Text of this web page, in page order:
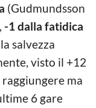
(Gudmundsson
-1 dalla fatidica
salvezza
visto il +12
ma
6 gare